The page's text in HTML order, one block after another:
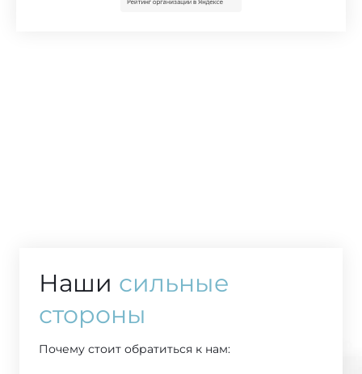
Наши сильные
стороны
Почему стоит обратиться к нам: